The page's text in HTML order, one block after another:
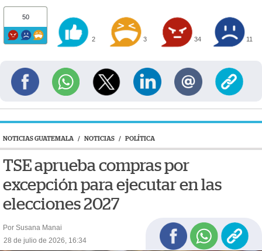
50
2 3 34 11
NOTICIAS GUATEMALA / NOTICIAS / POLÍTICA
TSE aprueba compras por
excepción para ejecutar en las
elecciones 2027
Por Susana Manai
28 de julio de 2026, 16:34